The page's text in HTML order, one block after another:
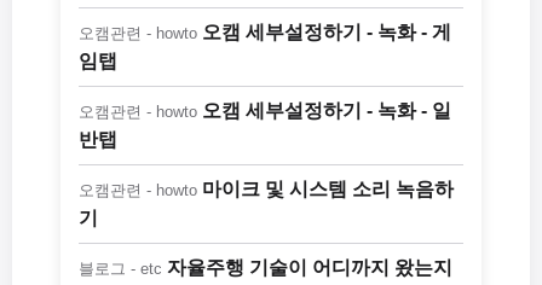
오캠관련 - howto 오캠 세부설정하기 - 녹화 - 게
임탭
오캠관련 - howto 오캠 세부설정하기 - 녹화 - 일
반탭
오캠관련 - howto 마이크 및 시스템 소리 녹음하
기
블로그 - etc 자율주행 기술이 어디까지 왔는지